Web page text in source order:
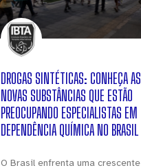
DROGAS SINTÉTICAS: CONHEÇA AS
NOVAS SUBSTÂNCIAS QUE ESTÃO
PREOCUPANDO ESPECIALISTAS EM
DEPENDÊNCIA QUÍMICA NO BRASIL
O Brasil enfrenta uma crescente